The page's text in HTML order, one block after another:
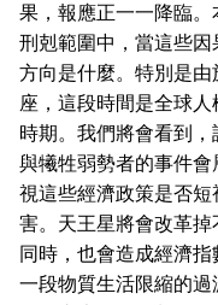
果，報應正一一降臨
刑剋範圍中，當這些
方向是什麼。特別是
座，這段時間是全球
時期。我們將會看到
與犧牲弱勢者的事件
視這些經濟政策是否
害。天王星將會改革
同時，也會造成經濟
一段物質生活限縮的